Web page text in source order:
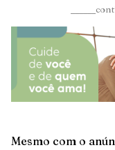
Mesmo com o